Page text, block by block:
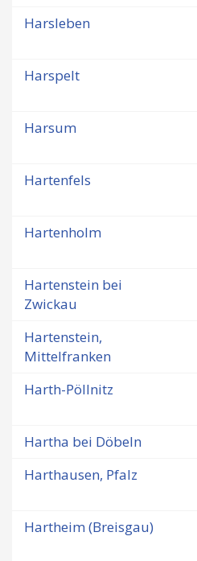
Harsleben
Harspelt
Harsum
Hartenfels
Hartenholm
Hartenstein bei
Zwickau
Hartenstein,
Mittelfranken
Harth-Pöllnitz
Hartha bei Döbeln
Harthausen, Pfalz
Hartheim (Breisgau)